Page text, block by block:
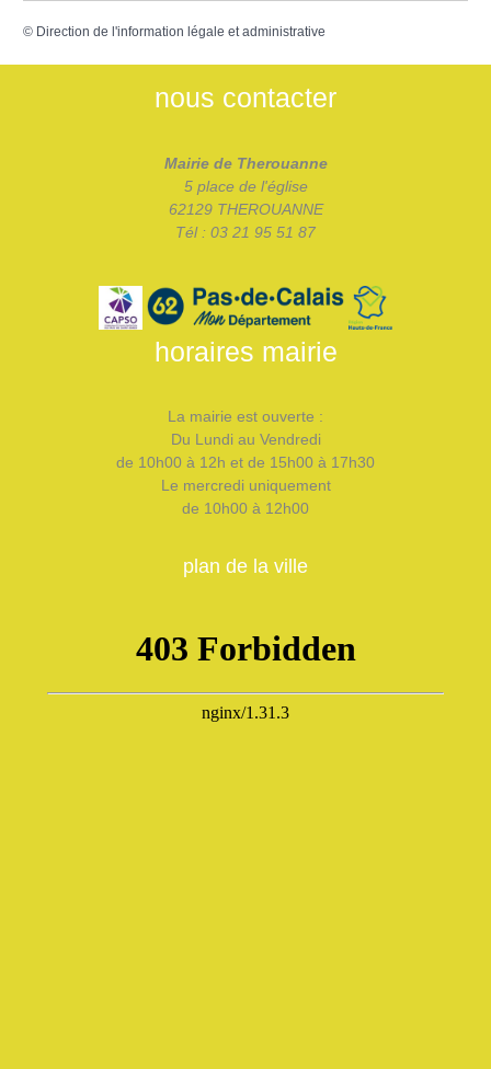
© Direction de l'information légale et administrative
nous contacter
Mairie de Therouanne
5 place de l'église
62129 THEROUANNE
Tél : 03 21 95 51 87
horaires mairie
La mairie est ouverte :
Du Lundi au Vendredi
de 10h00 à 12h et de 15h00 à 17h30
Le mercredi uniquement
de 10h00 à 12h00
plan de la ville